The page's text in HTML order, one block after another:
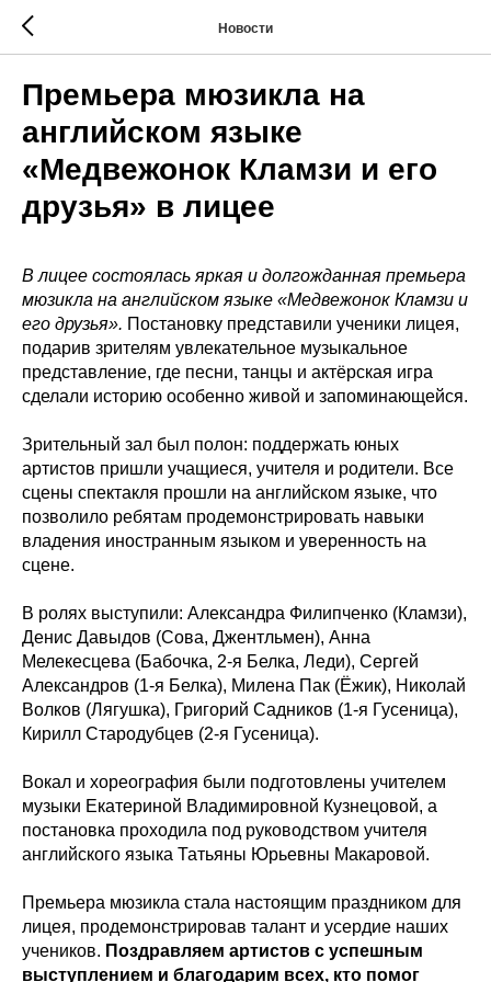
Новости
Премьера мюзикла на
английском языке
«Медвежонок Кламзи и его
друзья» в лицее
В лицее состоялась яркая и долгожданная премьера
мюзикла на английском языке «Медвежонок Кламзи и
его друзья». Постановку представили ученики лицея,
подарив зрителям увлекательное музыкальное
представление, где песни, танцы и актёрская игра
сделали историю особенно живой и запоминающейся.
Зрительный зал был полон: поддержать юных
артистов пришли учащиеся, учителя и родители. Все
сцены спектакля прошли на английском языке, что
позволило ребятам продемонстрировать навыки
владения иностранным языком и уверенность на
сцене.
В ролях выступили: Александра Филипченко (Кламзи),
Денис Давыдов (Сова, Джентльмен), Анна
Мелекесцева (Бабочка, 2-я Белка, Леди), Сергей
Александров (1-я Белка), Милена Пак (Ёжик), Николай
Волков (Лягушка), Григорий Садников (1-я Гусеница),
Кирилл Стародубцев (2-я Гусеница).
Вокал и хореография были подготовлены учителем
музыки Екатериной Владимировной Кузнецовой, а
постановка проходила под руководством учителя
английского языка Татьяны Юрьевны Макаровой.
Премьера мюзикла стала настоящим праздником для
лицея, продемонстрировав талант и усердие наших
учеников. Поздравляем артистов с успешным
выступлением и благодарим всех, кто помог